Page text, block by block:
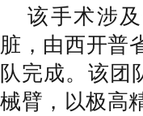
该手术涉
脏，由西开普
队完成。该团
械臂，以极高